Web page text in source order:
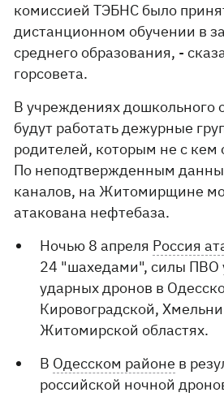
комиссией ТЭБНС было
дистанционном обучении в
среднего образования, -
горсовета.
В учреждениях дошкольного
будут работать дежурные
родителей, которым не с кем
По неподтвержденным
каналов, на Житомирщине
атакована нефтебаза.
Ночью 8 апреля Россия
24 "шахедами", силы ПВО
ударных дронов в
Кировоградской,
Житомирской областях.
В Одесском районе в
российской ночной